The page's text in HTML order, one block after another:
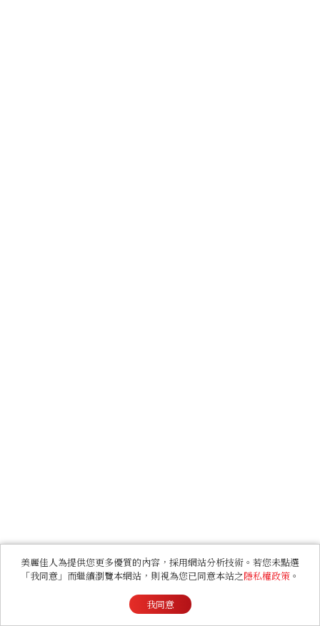
美麗佳人為提供您更多優質的內容，採用網站分析技術。若您未點選
「我同意」而繼續瀏覽本網站，則視為您已同意本站之隱私權政策 。
我同意